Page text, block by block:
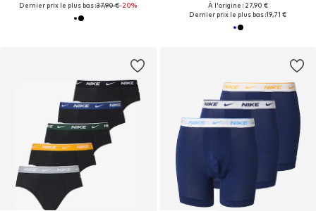
Dernier prix le plus bas :37,90 €-20%
À l'origine : 27,90 €
Dernier prix le plus bas :19,71 €